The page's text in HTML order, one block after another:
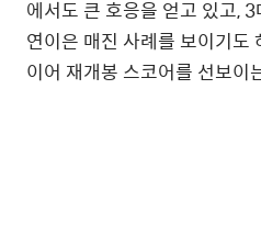
에서도 큰 호응을 얻고 있고,
연이은 매진 사례를 보이기도
이어 재개봉 스코어를 선보이